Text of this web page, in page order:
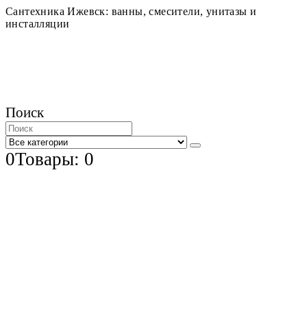
Сантехника Ижевск: ванны, смесители, унитазы и
инсталляции
Поиск
0Товары: 0